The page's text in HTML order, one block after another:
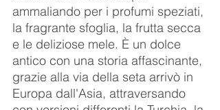
ammaliando per i profumi speziati,
la fragrante sfoglia, la frutta secca
e le deliziose mele. È un dolce
antico con una storia affascinante,
grazie alla via della seta arrivò in
Europa dall'Asia, attraversando